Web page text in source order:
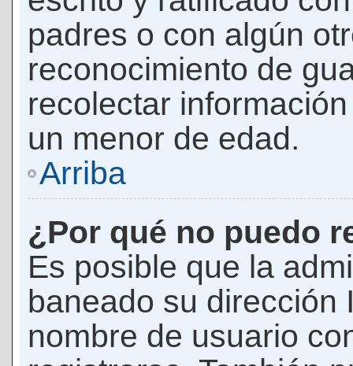
padres o con algún
reconocimiento de
recolectar
un menor de edad.
Arriba
¿Por qué no puedo
Es posible que la
baneado su dirección
nombre de usuario